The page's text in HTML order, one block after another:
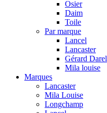
Osier
Daim
Toile
Par marque
Lancel
Lancaster
Gérard Darel
Mila louise
Marques
Lancaster
Mila Louise
Longchamp